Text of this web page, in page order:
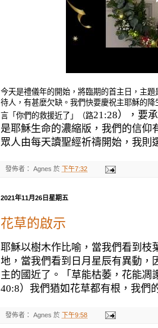
今天是禮儀年的開始，將臨期的首主日，主
待人，有甚麼欠缺。我們快要慶祝主耶穌的
言「你們的救援近了」（路21:28），要
是耶穌生命的濃縮版，我們的信仰
眾人由每天讀聖經祈禱開始，我則
發佈者： Agnes 於 下午7:32
2021年11月26日星期五
花草的啟示
耶穌以樹木作比喻，當我們看到枝
地，當我們看到日月星辰有異動，
主的國近了。「草能枯萎，花能凋
40:8）我們猶如花草都有根，我們
發佈者： Agnes 於 下午9:58